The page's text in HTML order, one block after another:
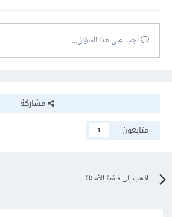
أجب على هذا السؤال...
مشاركة
متابعون
1
اذهب إلى قائمة الأسئلة